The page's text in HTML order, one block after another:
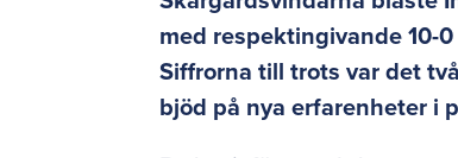
med respektingivande 10-
Siffrorna till trots var det
bjöd på nya erfarenheter i